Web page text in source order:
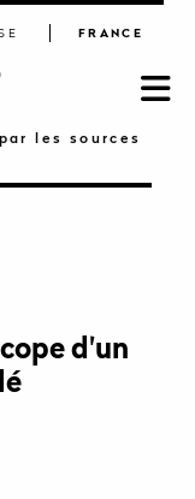
les sources
FRANCE
d'un